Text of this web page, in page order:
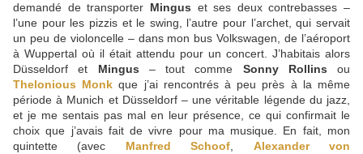
demandé de transporter Mingus et ses deux contrebasses –
l’une pour les pizzis et le swing, l’autre pour l’archet, qui servait
un peu de violoncelle – dans mon bus Volkswagen, de l’aéroport
à Wuppertal où il était attendu pour un concert. J’habitais alors
Düsseldorf et Mingus – tout comme Sonny Rollins ou
Thelonious Monk que j’ai rencontrés à peu près à la même
période à Munich et Düsseldorf – une véritable légende du jazz,
et je me sentais pas mal en leur présence, ce qui confirmait le
choix que j’avais fait de vivre pour ma musique. En fait, mon
quintette (avec Manfred Schoof
Alexander von